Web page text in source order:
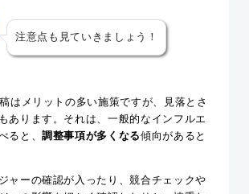
注意点も見ていきましょう！
はメリットの多い施策ですが、見落とさ
あります。それは、一般的なインフルエ
ると、調整事項が多くなる傾向があると
ャーの確認が入ったり、競合チェックや